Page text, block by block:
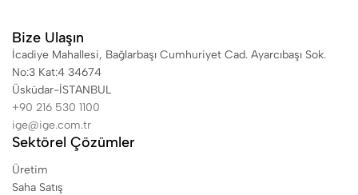
Bize Ulaşın
İcadiye Mahallesi, Bağlarbaşı Cumhuriyet Cad. Ayarcıbaşı Sok.
No:3 Kat:4 34674
Üsküdar-İSTANBUL
+90 216 530 1100
ige@ige.com.tr
Sektörel Çözümler
Üretim
Saha Satış